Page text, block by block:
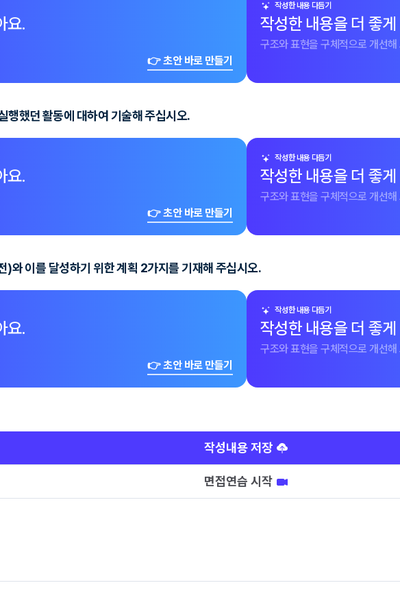
요.
👉 초안 바로 만들기
작성한 내용 다듬기
작성한 내용을 더 좋
구조와 표현을 구체적으로 개선해
행했던 활동에 대하여 기술해 주십시오.
요.
👉 초안 바로 만들기
작성한 내용 다듬기
작성한 내용을 더 좋
구조와 표현을 구체적으로 개선해
)와 이를 달성하기 위한 계획 2가지를 기재해 주십시오.
요.
👉 초안 바로 만들기
작성한 내용 다듬기
작성한 내용을 더 좋
구조와 표현을 구체적으로 개선해
작성내용 저장
면접연습 시작